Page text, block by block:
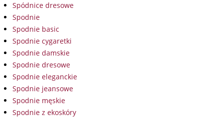
Spódnice dresowe
Spodnie
Spodnie basic
Spodnie cygaretki
Spodnie damskie
Spodnie dresowe
Spodnie eleganckie
Spodnie jeansowe
Spodnie męskie
Spodnie z ekoskóry